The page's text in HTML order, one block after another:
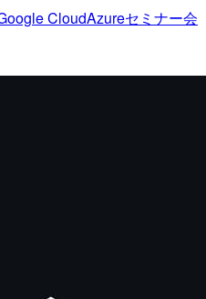
CloudAzureセミナー会